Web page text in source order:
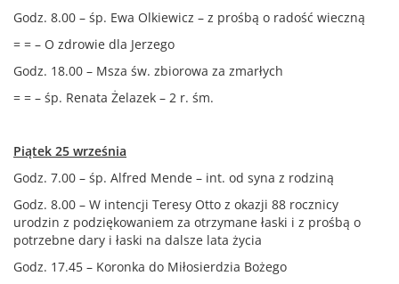
Godz. 8.00 – śp. Ewa Olkiewicz – z prośbą o radość wieczną
= = – O zdrowie dla Jerzego
Godz. 18.00 – Msza św. zbiorowa za zmarłych
= = – śp. Renata Żelazek – 2 r. śm.
Piątek 25 września
Godz. 7.00 – śp. Alfred Mende – int. od syna z rodziną
Godz. 8.00 – W intencji Teresy Otto z okazji 88 rocznicy
urodzin z podziękowaniem za otrzymane łaski i z prośbą o
potrzebne dary i łaski na dalsze lata życia
Godz. 17.45 – Koronka do Miłosierdzia Bożego